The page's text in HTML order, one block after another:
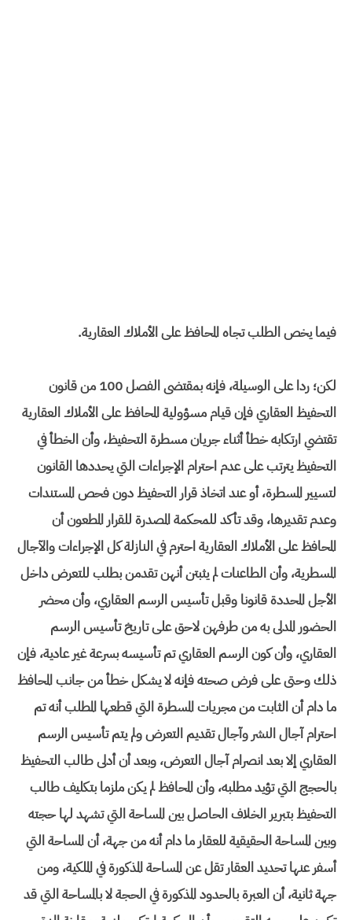
فيما يخص الطلب تجاه المحافظ على الأملاك العقارية.
لكن؛ ردا على الوسيلة، فإنه بمقتضى الفصل 100 من قانون
التحفيظ العقاري فإن قيام مسؤولية المحافظ على الأملاك العقارية
تقتضي ارتكابه خطأ أثناء جريان مسطرة التحفيظ، وأن الخطأ في
التحفيظ يترتب على عدم احترام الإجراءات التي يحددها القانون
لتسيير المسطرة، أو عند اتخاذ قرار التحفيظ دون فحص المستندات
وعدم تقديرها، وقد تأكد للمحكمة المصدرة للقرار المطعون أن
المحافظ على الأملاك العقارية احترم في النازلة كل الإجراءات والآجال
المسطرية، وأن الطاعنات لم يثبتن أنهن تقدمن بطلب للتعرض داخل
الأجل المحددة قانونا وقبل تأسيس الرسم العقاري، وأن محضر
الحضور المدلى به من طرفهن لاحق على تاريخ تأسيس الرسم
العقاري، وأن كون الرسم العقاري تم تأسيسه بسرعة غير عادية، فإن
ذلك وحتى على فرض صحته فإنه لا يشكل خطأ من جانب المحافظ
ما دام أن الثابت من مجريات المسطرة التي قطعها المطلب أنه تم
احترام آجال النشر وآجال تقديم التعرض ولم يتم تأسيس الرسم
العقاري إلا بعد انصرام آجال التعرض، وبعد أن أدلى طالب التحفيظ
بالحجج التي تؤيد مطلبه، وأن المحافظ لم يكن ملزما بتكليف طالب
التحفيظ بتبرير الخلاف الحاصل بين المساحة التي تشهد لها حجته
وبين المساحة الحقيقية للعقار ما دام أنه من جهة، أن المساحة التي
أسفر عنها تحديد العقار تقل عن المساحة المذكورة في الملكية، ومن
جهة ثانية، أن العبرة بالحدود المذكورة في الحجة لا بالمساحة التي قد